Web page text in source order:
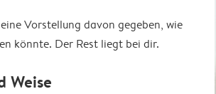
Vorstellung davon gegeben, wie
könnte. Der Rest liegt bei dir.
Weise